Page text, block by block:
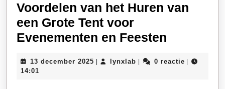
Voordelen van het Huren van
een Grote Tent voor
Evenementen en Feesten
het
13 december 2025 13
lynxlab lynxlab0 reactie
14:01